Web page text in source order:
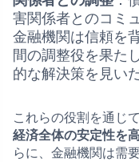
害関係者とのコミ
金融機関は信頼を
間の調整役を果た
的な解決策を見い
これらの役割を通じ
経済全体の安定性を
らに、金融機関は需